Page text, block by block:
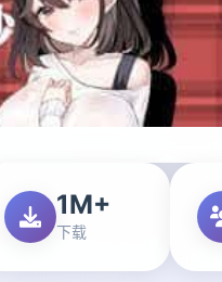
1M+
下载